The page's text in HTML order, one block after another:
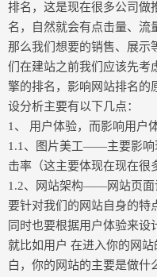
排名，这是现在很多公司做
名，自然就会有点击量、流
那么我们想要的销售、展示
们在建站之前我们应该先考
擎的排名，影响网站排名的
设分析主要有以下几点：
1、 用户体验，而影响用户
1.1、图片美工——主要影响
击率（这主要体现在现在很
1.2、网站架构——网站页面
要针对我们的网站自身的特
同时也要根据用户体验来设
就比如用户 在进入你的网
白，你的网站的主要是做什